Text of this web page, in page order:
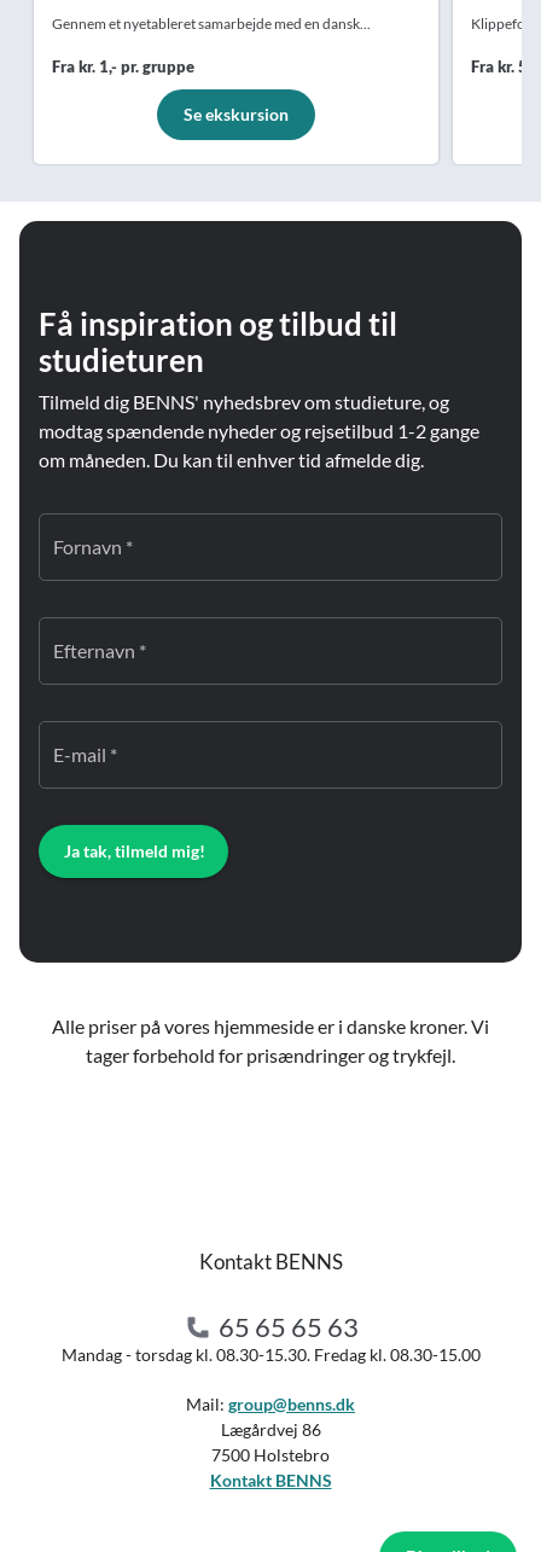
Gennem et nyetableret samarbejde med en dansk...
Fra kr. 1,- pr. gruppe
Se ekskursion
Fra kr.
Få inspiration og tilbud til
studieturen
Tilmeld dig BENNS' nyhedsbrev om studieture, og
modtag spændende nyheder og rejsetilbud 1-2 gange
om måneden. Du kan til enhver tid afmelde dig.
Fornavn *
Efternavn *
E-mail *
Ja tak, tilmeld mig!
Alle priser på vores hjemmeside er i danske kroner. Vi
tager forbehold for prisændringer og trykfejl.
Kontakt BENNS
65 65 65 63
Mandag - torsdag kl. 08.30-15.30. Fredag kl. 08.30-15.00
Mail: group@benns.dk
Lægårdvej 86
7500 Holstebro
Kontakt BENNS